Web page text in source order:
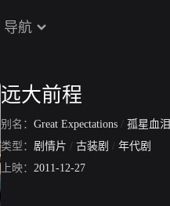
导航
远大前程
别名： Great Expectations / 孤星血泪
类型： 剧情片 / 古装剧 / 年代剧
上映： 2011-12-27